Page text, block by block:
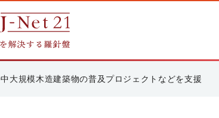
中大規模木造建築物の普及プロジェクトなどを支援